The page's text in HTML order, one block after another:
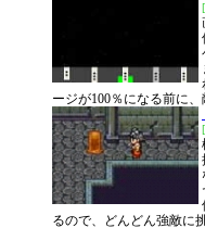
ージが100％になる前に
るので、どんどん強敵に